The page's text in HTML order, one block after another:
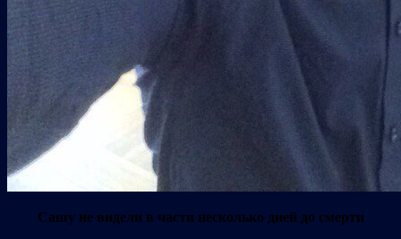
Сашу не видели в части несколько дней до смерти